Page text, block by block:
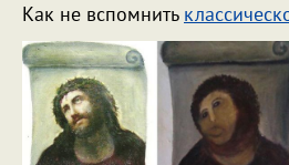
Как не вспомнить